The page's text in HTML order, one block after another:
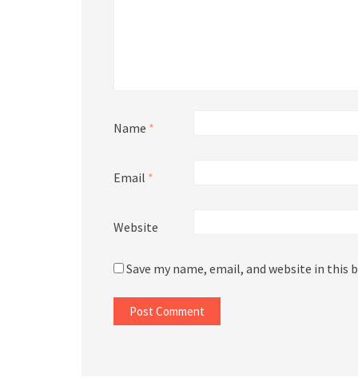
Name *
Email *
Website
Save my name, email, and website in